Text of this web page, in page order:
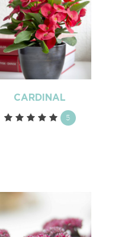
CARDINAL
5